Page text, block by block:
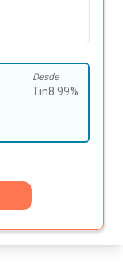
Desde
Tin8.99%